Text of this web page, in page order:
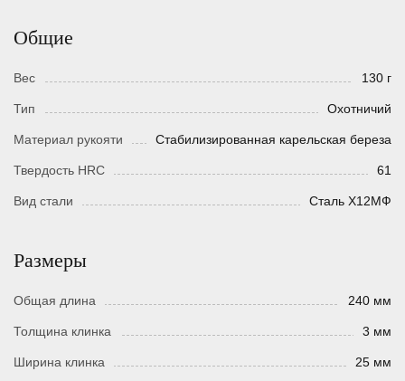
Общие
Вес 130 г
Тип Охотничий
Материал рукояти Стабилизированная карельская береза
Твердость HRC 61
Вид стали Сталь Х12МФ
Размеры
Общая длина 240 мм
Толщина клинка 3 мм
Ширина клинка 25 мм